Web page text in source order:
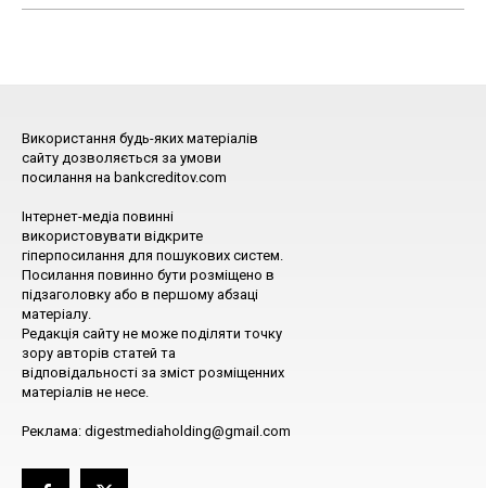
Використання будь-яких матеріалів
сайту дозволяється за умови
посилання на bankcreditov.com
Інтернет-медіа повинні
використовувати відкрите
гіперпосилання для пошукових систем.
Посилання повинно бути розміщено в
підзаголовку або в першому абзаці
матеріалу.
Редакція сайту не може поділяти точку
зору авторів статей та
відповідальності за зміст розміщенних
матеріалів не несе.
Реклама: digestmediaholding@gmail.com